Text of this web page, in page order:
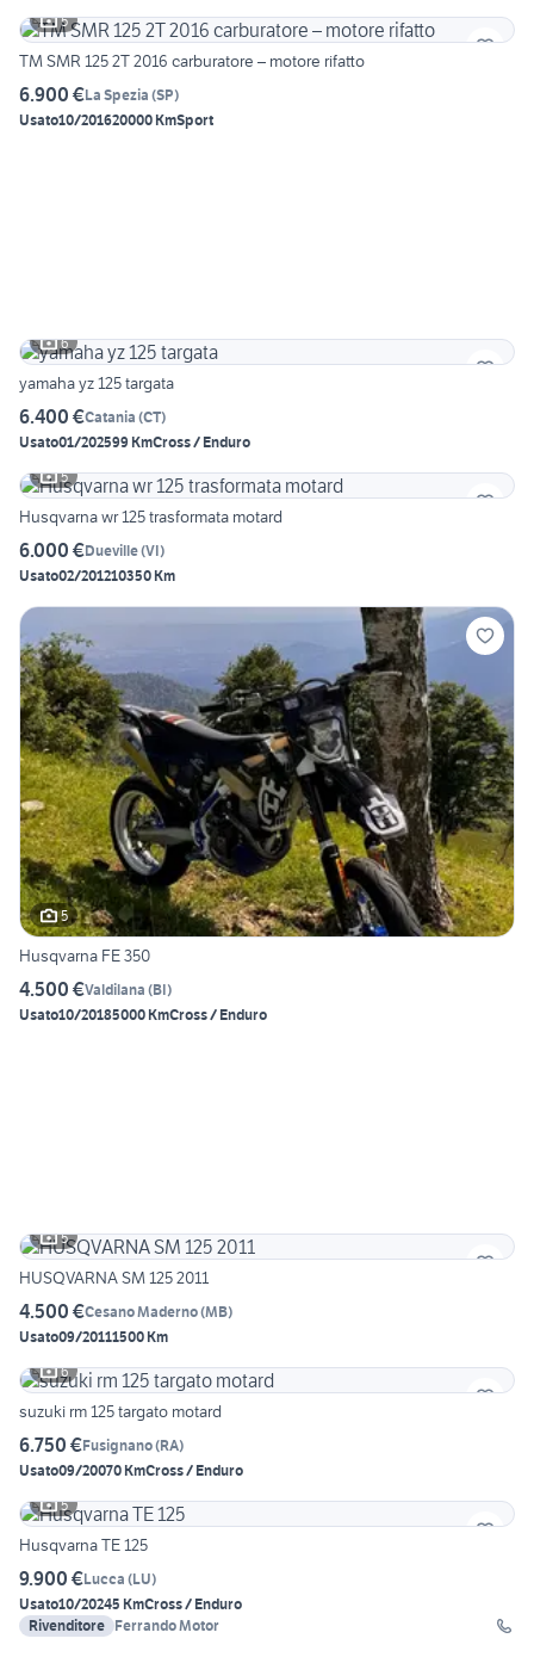
5
TM SMR 125 2T 2016 carburatore – motore rifatto
6.900 €La Spezia (SP)
Usato10/201620000 KmSport
6
yamaha yz 125 targata
6.400 €Catania (CT)
Usato01/202599 KmCross / Enduro
5
Husqvarna wr 125 trasformata motard
6.000 €Dueville(VI)
Usato02/201210350 Km
5
Husqvarna FE 350
4.500 €Valdilana (BI)
Usato10/20185000 KmCross / Enduro
5
HUSQVARNA SM 125 2011
4.500 €Cesano Maderno(MB)
Usato09/20111500 Km
6
suzuki rm 125 targato motard
6.750 €Fusignano(RA)
Usato09/20070 KmCross / Enduro
5
Husqvarna TE 125
9.900 €Lucca (LU)
Usato10/20245 KmCross / Enduro
Rivenditore Ferrando Motor